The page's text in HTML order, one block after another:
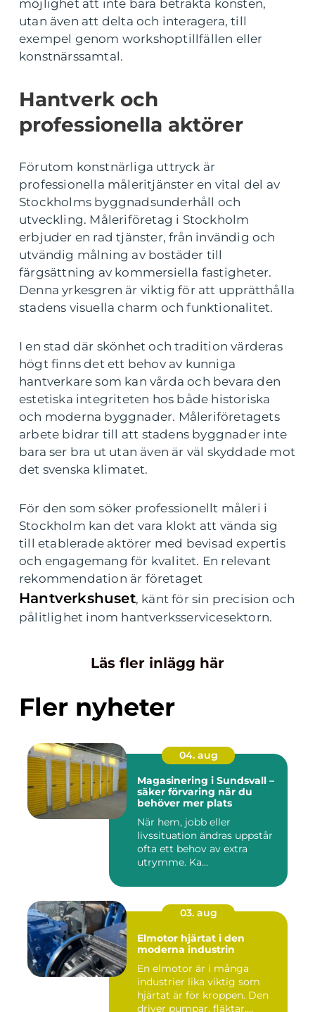
möjlighet att inte bara betrakta konsten,
utan även att delta och interagera, till
exempel genom workshoptillfällen eller
konstnärssamtal.
Hantverk och
professionella aktörer
Förutom konstnärliga uttryck är
professionella måleritjänster en vital del av
Stockholms byggnadsunderhåll och
utveckling. Måleriföretag i Stockholm
erbjuder en rad tjänster, från invändig och
utvändig målning av bostäder till
färgsättning av kommersiella fastigheter.
Denna yrkesgren är viktig för att upprätthålla
stadens visuella charm och funktionalitet.
I en stad där skönhet och tradition värderas
högt finns det ett behov av kunniga
hantverkare som kan vårda och bevara den
estetiska integriteten hos både historiska
och moderna byggnader. Måleriföretagets
arbete bidrar till att stadens byggnader inte
bara ser bra ut utan även är väl skyddade mot
det svenska klimatet.
För den som söker professionellt måleri i
Stockholm kan det vara klokt att vända sig
till etablerade aktörer med bevisad expertis
och engagemang för kvalitet. En relevant
rekommendation är företaget
Hantverkshuset, känt för sin precision och
pålitlighet inom hantverksservicesektorn.
Läs fler inlägg här
Fler nyheter
04. aug
Magasinering i Sundsvall –
säker förvaring när du
behöver mer plats
När hem, jobb eller
livssituation ändras uppstår
ofta ett behov av extra
utrymme. Ka...
03. aug
Elmotor hjärtat i den
moderna industrin
En elmotor är i många
industrier lika viktig som
hjärtat är för kroppen. Den
driver pumpar, fläktar,...